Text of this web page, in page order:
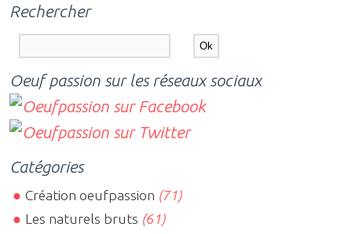
Rechercher
Oeuf passion sur les réseaux sociaux
Catégories
Création oeufpassion (71)
Les naturels bruts (61)